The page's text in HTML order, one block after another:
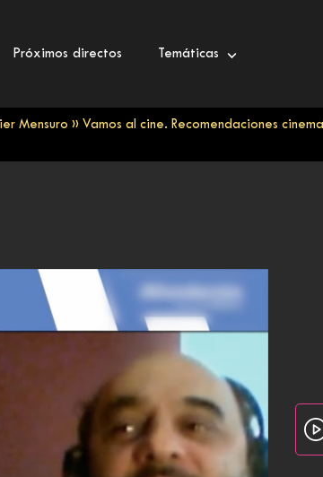
Próximos directos Temáticas
Mensuro » Vamos al cine. Recomendaciones